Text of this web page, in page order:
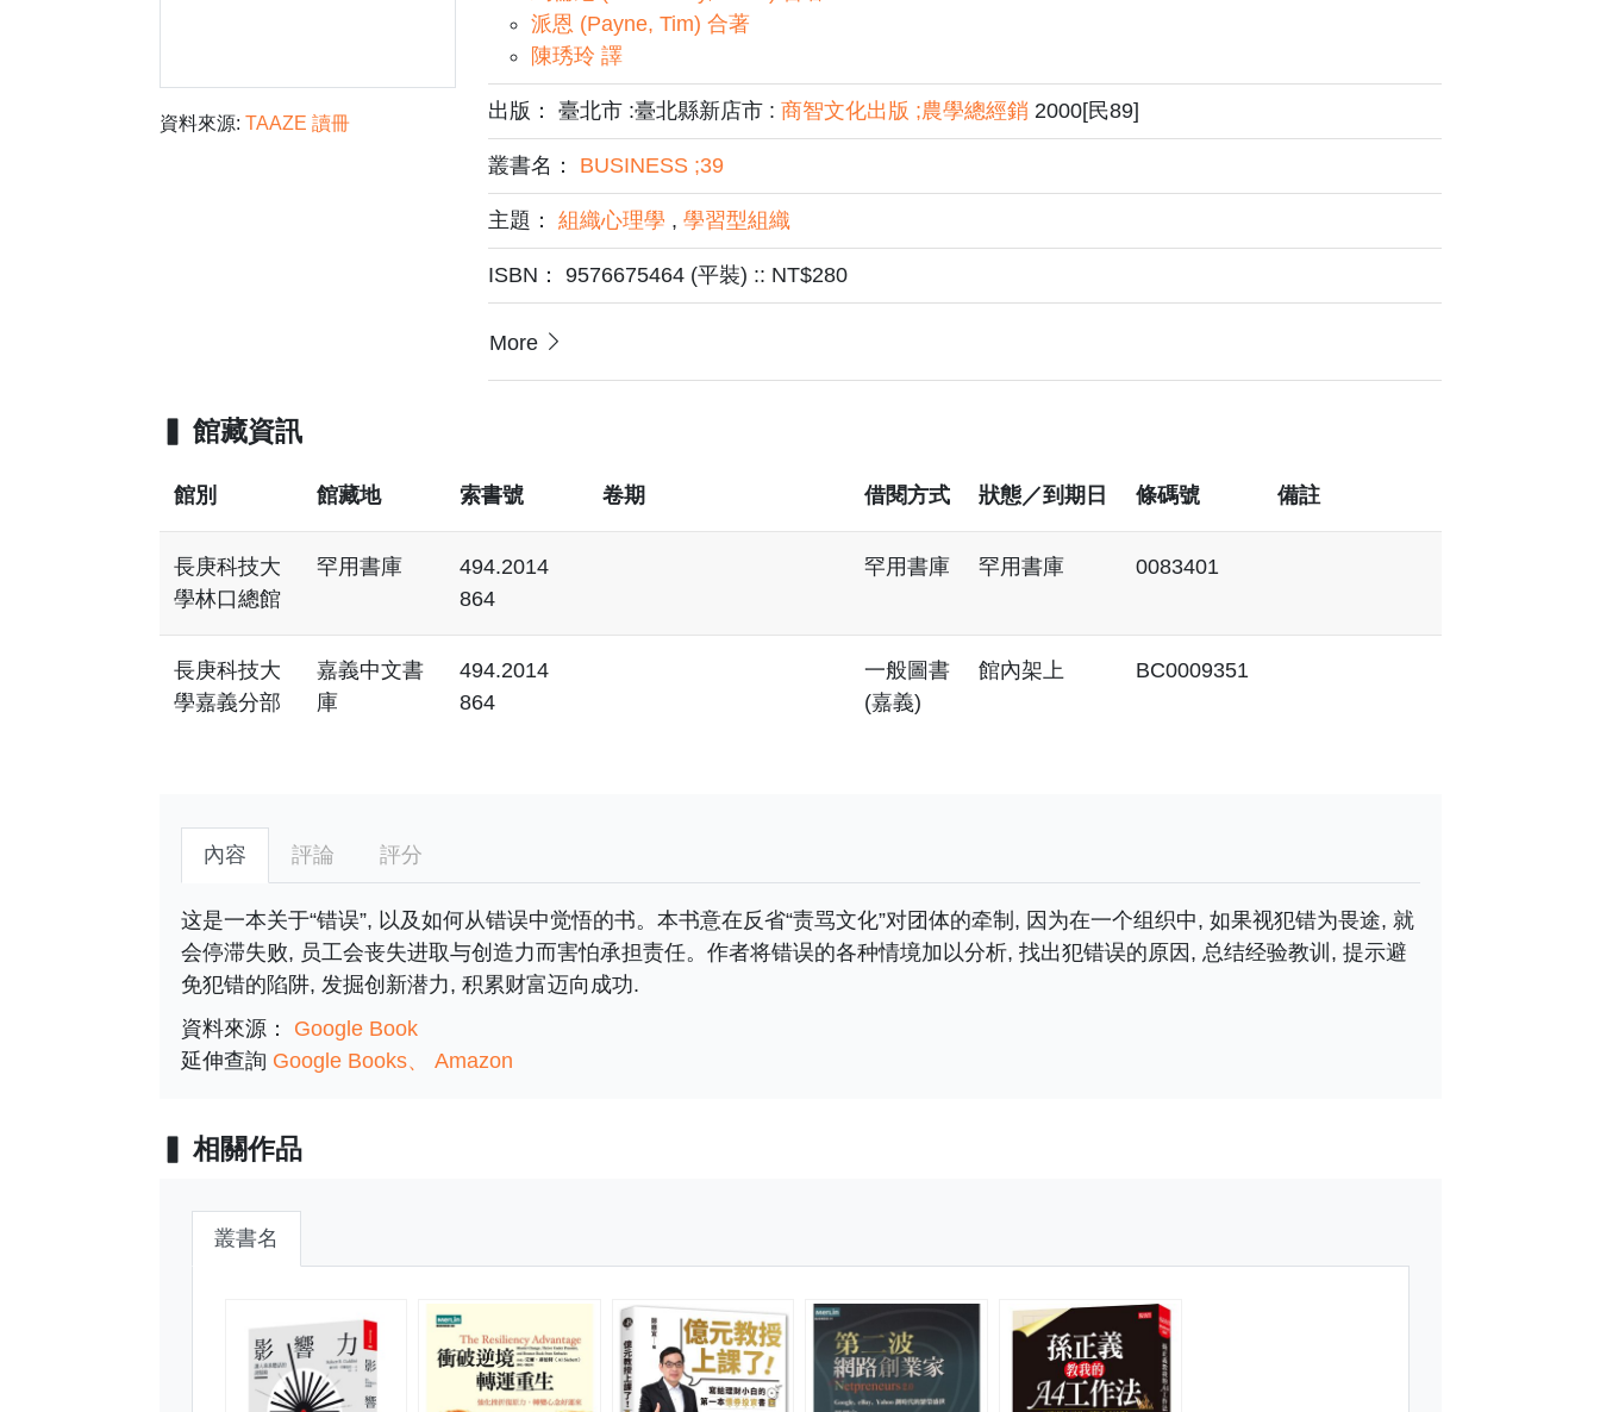
資料來源: TAAZE 讀冊
派恩 (Payne, Tim) 合著
陳琇玲 譯
出版： 臺北市 :臺北縣新店市 : 商智文化出版 ;農學總經銷 2000[民89]
叢書名： BUSINESS ;39
主題： 組織心理學 , 學習型組織
ISBN： 9576675464 (平裝) :: NT$280
More
館藏資訊
館別 館藏地 索書號 卷期 借閱方式 狀態／到期日 條碼號 備註
長庚科技大
學林口總館
罕用書庫
494.2014
864
罕用書庫 罕用書庫 0083401
長庚科技大
學嘉義分部
嘉義中文書
庫
494.2014
864
一般圖書
(嘉義)
館內架上 BC0009351
內容 評論 評分
这是一本关于“错误”, 以及如何从错误中觉悟的书。本书意在反省“责骂文化”对团体的牵制, 因为在一个组织中, 如果视犯错为畏途, 就
会停滞失败, 员工会丧失进取与创造力而害怕承担责任。作者将错误的各种情境加以分析, 找出犯错误的原因, 总结经验教训, 提示避
免犯错的陷阱, 发掘创新潜力, 积累财富迈向成功.
資料來源： Google Book
延伸查詢 Google Books Amazon
相關作品
叢書名